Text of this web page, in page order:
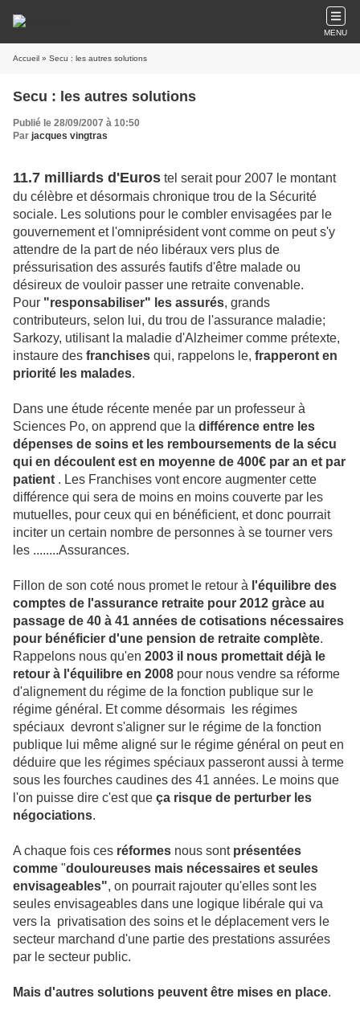
MENU
Accueil » Secu : les autres solutions
Secu : les autres solutions
Publié le 28/09/2007 à 10:50
Par jacques vingtras
11.7 milliards d'Euros tel serait pour 2007 le montant
du célèbre et désormais chronique trou de la Sécurité
sociale. Les solutions pour le combler envisagées par le
gouvernement et l'omniprésident vont comme on peut s'y
attendre de la part de néo libéraux vers plus de
préssurisation des assurés fautifs d'être malade ou
désireux de vouloir passer une retraite convenable.
Pour "responsabiliser" les assurés, grands
contributeurs, selon lui, du trou de l'assurance maladie;
Sarkozy, utilisant la maladie d'Alzheimer comme prétexte,
instaure des franchises qui, rappelons le, frapperont en
priorité les malades.
Dans une étude récente menée par un professeur à
Sciences Po, on apprend que la différence entre les
dépenses de soins et les remboursements de la sécu
qui en découlent est en moyenne de 400€ par an et par
patient . Les Franchises vont encore augmenter cette
différence qui sera de moins en moins couverte par les
mutuelles, pour ceux qui en bénéficient, et donc pourrait
inciter un certain nombre de personnes à se tourner vers
les ........Assurances.
Fillon de son coté nous promet le retour à l'équilibre des
comptes de l'assurance retraite pour 2012 gràce au
passage de 40 à 41 années de cotisations nécessaires
pour bénéficier d'une pension de retraite complète.
Rappelons nous qu'en 2003 il nous promettait déjà le
retour à l'équilibre en 2008 pour nous vendre sa réforme
d'alignement du régime de la fonction publique sur le
régime général. Et comme désormais les régimes
spéciaux devront s'aligner sur le régime de la fonction
publique lui même aligné sur le régime général on peut en
déduire que les régimes spéciaux passeront aussi à terme
sous les fourches caudines des 41 années. Le moins que
l'on puisse dire c'est que ça risque de perturber les
négociations.
A chaque fois ces réformes nous sont présentées
comme "douloureuses mais nécessaires et seules
envisageables", on pourrait rajouter qu'elles sont les
seules envisageables dans une logique libérale qui va
vers la privatisation des soins et le déplacement vers le
secteur marchand d'une partie des prestations assurées
par le secteur public.
Mais d'autres solutions peuvent être mises en place.